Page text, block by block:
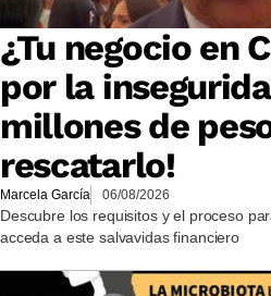
¿Tu negocio en
por la
millones de
rescatarlo!
Marcela García 06/08/2026
Descubre los requisitos y el proceso
acceda a este salvavidas financiero